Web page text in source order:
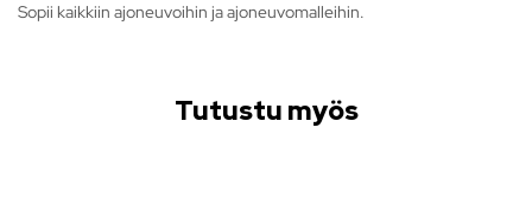
Sopii kaikkiin ajoneuvoihin ja ajoneuvomalleihin.
Tutustu myös